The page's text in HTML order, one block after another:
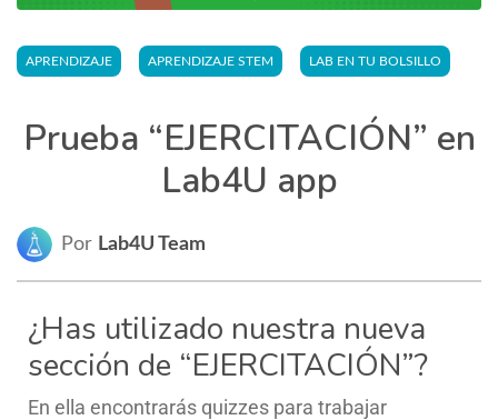
APRENDIZAJE APRENDIZAJE STEM LAB EN TU BOLSILLO
Prueba “EJERCITACIÓN” en
Lab4U app
Por Lab4U Team
¿Has utilizado nuestra nueva
sección de “EJERCITACIÓN”?
En ella encontrarás quizzes para trabajar